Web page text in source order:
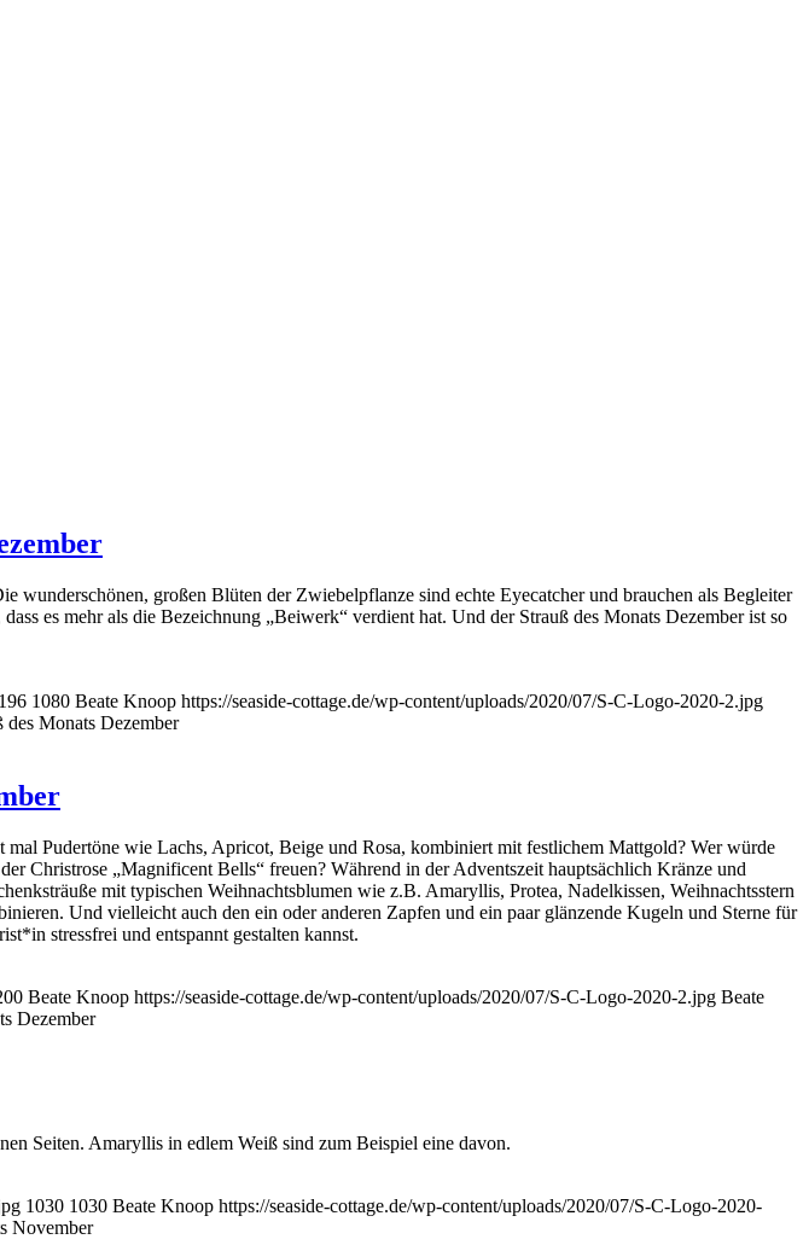
wunderschönen, großen Blüten der Zwiebelpflanze sind echte Eyecatcher und brauchen als Begleiter
es mehr als die Bezeichnung „Beiwerk“ verdient hat. Und der Strauß des Monats Dezember ist so
1080 Beate Knoop https://seaside-cottage.de/wp-content/uploads/2020/07/S-C-Logo-2020-2.jpg
Monats Dezember
Pudertöne wie Lachs, Apricot, Beige und Rosa, kombiniert mit festlichem Mattgold? Wer würde
Christrose „Magnificent Bells“ freuen? Während in der Adventszeit hauptsächlich Kränze und
mit typischen Weihnachtsblumen wie z.B. Amaryllis, Protea, Nadelkissen, Weihnachtsstern
Und vielleicht auch den ein oder anderen Zapfen und ein paar glänzende Kugeln und Sterne für
stressfrei und entspannt gestalten kannst.
Beate Knoop https://seaside-cottage.de/wp-content/uploads/2020/07/S-C-Logo-2020-2.jpg Beate
Dezember
Seiten. Amaryllis in edlem Weiß sind zum Beispiel eine davon.
1030 1030 Beate Knoop https://seaside-cottage.de/wp-content/uploads/2020/07/S-C-Logo-2020-
November